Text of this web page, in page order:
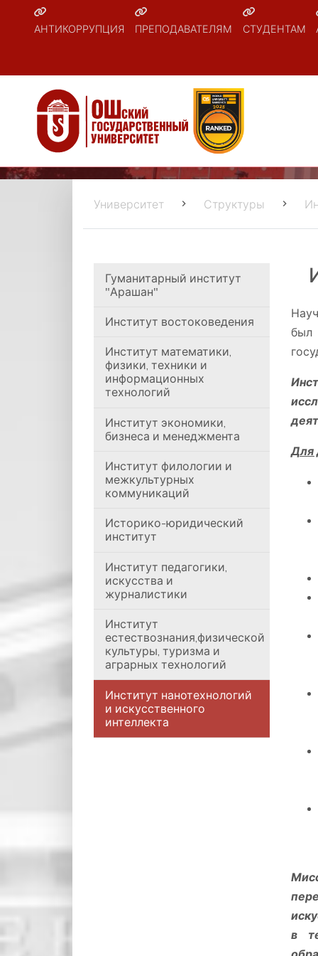
АНТИКОРРУПЦИЯ ПРЕПОДАВАТЕЛЯМ СТУДЕНТАМ
Университет Структуры
Гуманитарный институт
"Арашан"
Институт востоковедения
Институт математики,
физики, техники и
информационных
технологий
Институт экономики,
бизнеса и менеджмента
Институт филологии и
межкультурных
коммуникаций
Историко-юридический
институт
Институт педагогики,
искусства и
журналистики
Институт
естествознания,физической
культуры, туризма и
аграрных технологий
Институт нанотехнологий
и искусственного
интеллекта
был
Для
в